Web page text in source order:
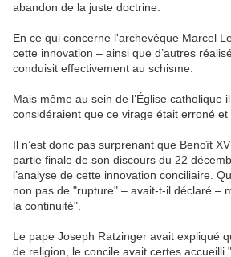
abandon de la juste doctrine.
En ce qui concerne l'archevêque Marcel
cette innovation – ainsi que d’autres
conduisit effectivement au schisme.
Mais même au sein de l’Église catholique
considéraient que ce virage était erroné et
Il n’est donc pas surprenant que Benoît
partie finale de son discours du 22
l’analyse de cette innovation conciliaire.
non pas de "rupture" – avait-t-il déclaré –
la continuité".
Le pape Joseph Ratzinger avait expliqué
de religion, le concile avait certes accueilli